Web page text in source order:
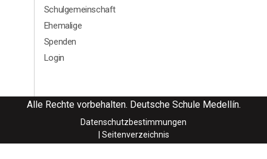
Schulgemeinschaft
Ehemalige
Spenden
Login
Alle Rechte vorbehalten. Deutsche Schule Medellín.
Datenschutzbestimmungen
| Seitenverzeichnis